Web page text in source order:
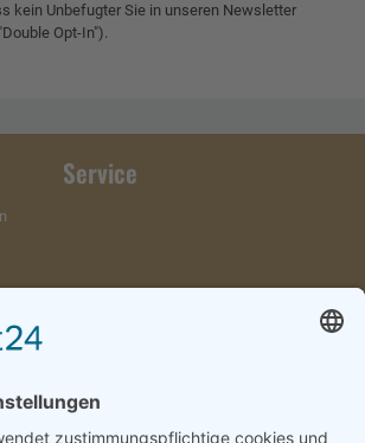
kein Unbefugter Sie in unseren Newsletter
Opt-In").
Service